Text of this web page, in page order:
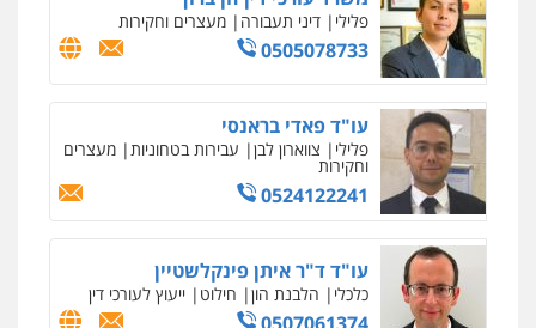
עו"ד רויטל סבג שקד
פלילי פשיעה חמורה אמצעי לחימה
אלימות עורכי דין לענייני אסירים
0528615306
עו"ד רועי אטיאס
משפט פלילי פשיעה חמורה
525043999
עו"ד אסף כהן
פלילי פשיעה חמורה סמים והימורים
פלילי דיני תעבורה מעצרים וחקירות
0505078733
עו"ד פאדי בראנסי
פלילי צווארון לבן עבירות בטחוניות מעצרים
וחקירות
0524122241
עו"ד ד"ר איתן פינקלשטיין
כלכלי הלבנת הון חילוט ייעוץ לעורכי דין